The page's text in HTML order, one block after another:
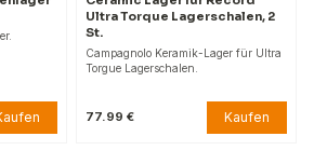
Ultra Torque Lagerschalen, 2
St.
Campagnolo Keramik-Lager für Ultra
Torgue Lagerschalen.
77.99 € Kaufen